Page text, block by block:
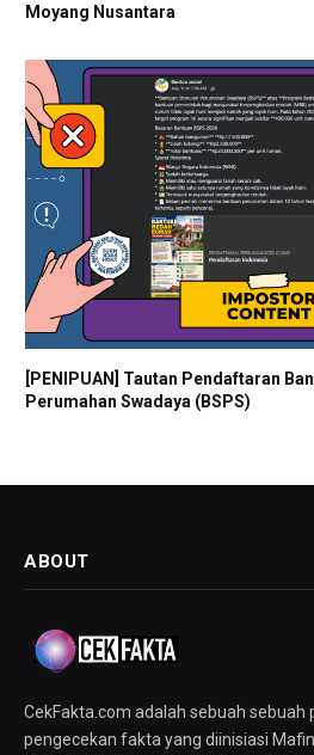
Moyang Nusantara
[PENIPUAN] Tautan Pendaftaran
Perumahan Swadaya (BSPS)
ABOUT
CekFakta.com adalah sebuah
pengecekan fakta yang diinisiasi